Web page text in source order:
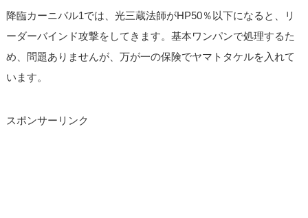
降臨カーニバル1では、光三蔵法師がHP50％以下になると、リ
ーダーバインド攻撃をしてきます。基本ワンパンで処理するた
め、問題ありませんが、万が一の保険でヤマトタケルを入れて
います。
スポンサーリンク